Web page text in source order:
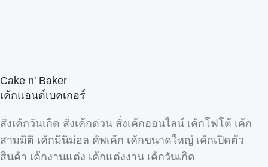
Cake n' Baker
เค้กแอนด์เบคเกอร์
สั่งเค้กวันเกิด สั่งเค้กด่วน สั่งเค้กออนไลน์ เค้กโฟโต้ เค้ก
สามมิติ เค้กมินิม่อล คัพเค้ก เค้กขนาดใหญ่ เค้กเปิดตัว
สินค้า เค้กงานแต่ง เค้กแต่งงาน เค้กวันเกิด